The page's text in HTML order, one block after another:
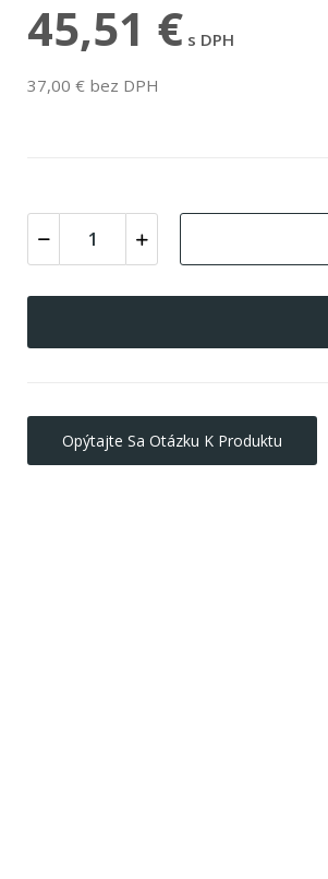
45,51 € s DPH
37,00 € bez DPH
Opýtajte Sa Otázku K Produktu